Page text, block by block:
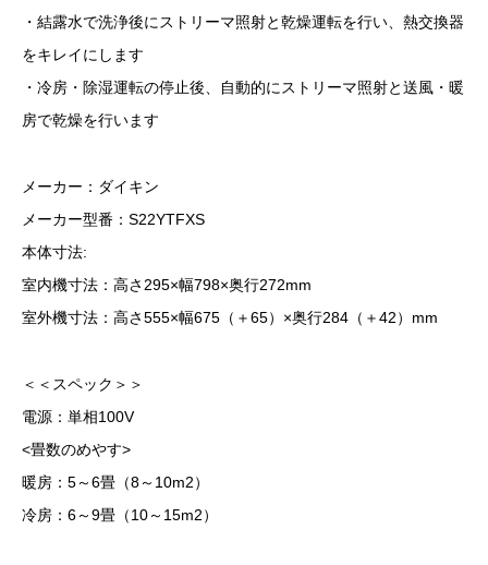
・結露水で洗浄後にストリーマ照射と乾燥運転を行い、熱交換器
をキレイにします
・冷房・除湿運転の停止後、自動的にストリーマ照射と送風・暖
房で乾燥を行います
メーカー：ダイキン
メーカー型番：S22YTFXS
本体寸法:
室内機寸法：高さ295×幅798×奥行272mm
室外機寸法：高さ555×幅675（＋65）×奥行284（＋42）mm
＜＜スペック＞＞
電源：単相100V
<畳数のめやす>
暖房：5～6畳（8～10m2）
冷房：6～9畳（10～15m2）